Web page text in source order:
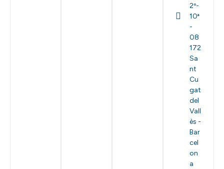
2º-
10ª
-
08
172
Sa
nt
Cu
gat
del
Vall
ès -
Bar
cel
on
a